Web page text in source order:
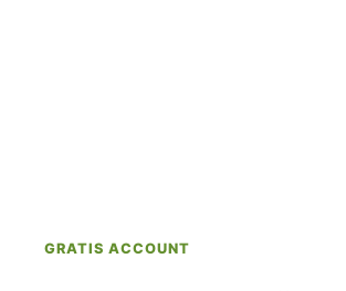
GRATIS ACCOUNT